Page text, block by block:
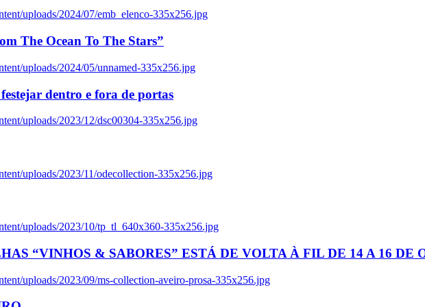
uploads/2024/07/emb_elenco-335x256.jpg
The Ocean To The Stars”
uploads/2024/05/unnamed-335x256.jpg
dentro e fora de portas
uploads/2023/12/dsc00304-335x256.jpg
uploads/2023/11/odecollection-335x256.jpg
uploads/2023/10/tp_tl_640x360-335x256.jpg
“VINHOS & SABORES” ESTÁ DE VOLTA À FIL DE 14 A 16 DE
uploads/2023/09/ms-collection-aveiro-prosa-335x256.jpg